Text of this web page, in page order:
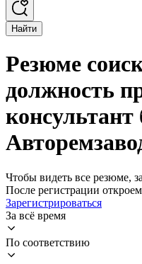
Найти
Резюме
должность
консультант
Чтобы видеть все резюме,
После регистрации
Зарегистрироваться
За всё время
По соответствию